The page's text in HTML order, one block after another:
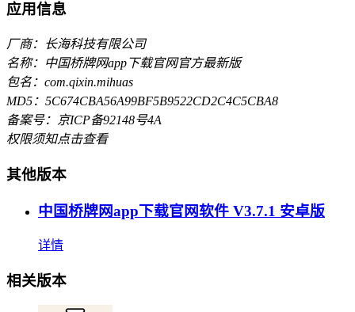
应用信息
厂商：长海科技有限公司
名称：中国桥牌网app下载官网官方最新版
包名：com.qixin.mihuas
MD5：5C674CBA56A99BF5B9522CD2C4C5CBA8
备案号：京ICP备92148号4A
权限须知点击查看
其他版本
中国桥牌网app下载官网软件 V3.7.1 安卓版
详情
相关版本